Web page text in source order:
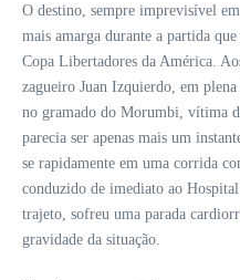
O destino, sempre imprevisível
mais amarga durante a partida
Copa Libertadores da América.
zagueiro Juan Izquierdo, em
no gramado do Morumbi, vítima
parecia ser apenas mais um
se rapidamente em uma corrida
conduzido de imediato ao
trajeto, sofreu uma parada
gravidade da situação.